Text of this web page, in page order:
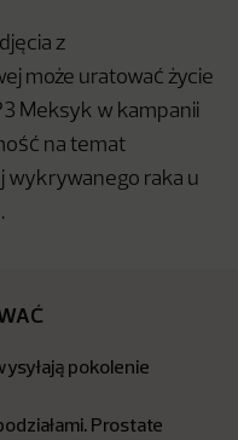
z
może uratować życie
Meksyk w kampanii
na temat
wykrywanego raka u
pokolenie
Prostate